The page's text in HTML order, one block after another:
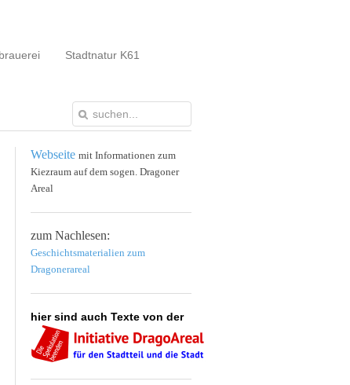
Stadtnatur K61
Webseite mit Informationen zum
Kiezraum auf dem sogen. Dragoner
Areal
zum Nachlesen:
Geschichtsmaterialien zum
Dragonerareal
hier sind auch Texte von der